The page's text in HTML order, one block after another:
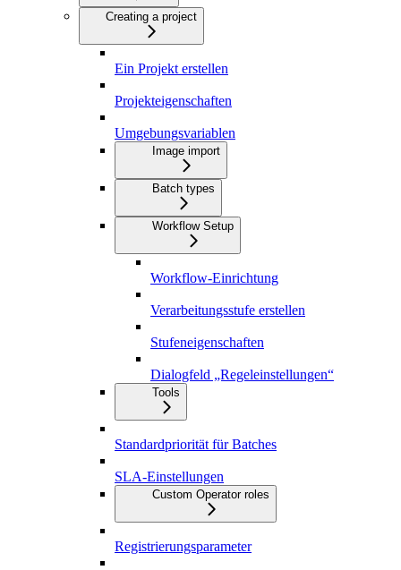
Creating a project
Ein Projekt erstellen
Projekteigenschaften
Umgebungsvariablen
Image import
Batch types
Workflow Setup
Workflow-Einrichtung
Verarbeitungsstufe erstellen
Stufeneigenschaften
Dialogfeld „Regeleinstellungen“
Tools
Standardpriorität für Batches
SLA-Einstellungen
Custom Operator roles
Registrierungsparameter